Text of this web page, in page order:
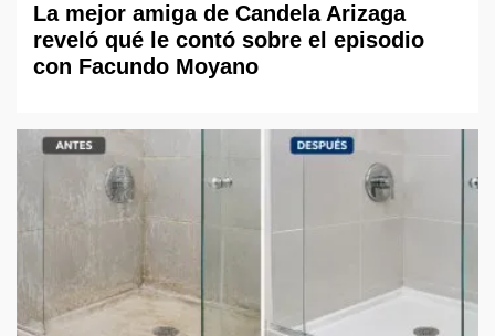
La mejor amiga de Candela Arizaga
reveló qué le contó sobre el episodio
con Facundo Moyano